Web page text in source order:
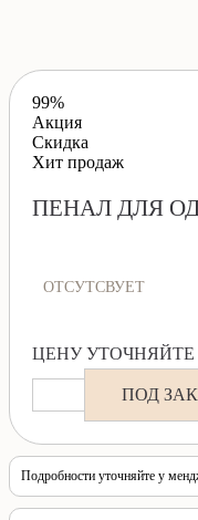
99%
Акция
Скидка
Хит продаж
ПЕНАЛ ДЛЯ
ОТСУТСВУЕТ
ЦЕНУ
ПОД
Подробности уточняйте у